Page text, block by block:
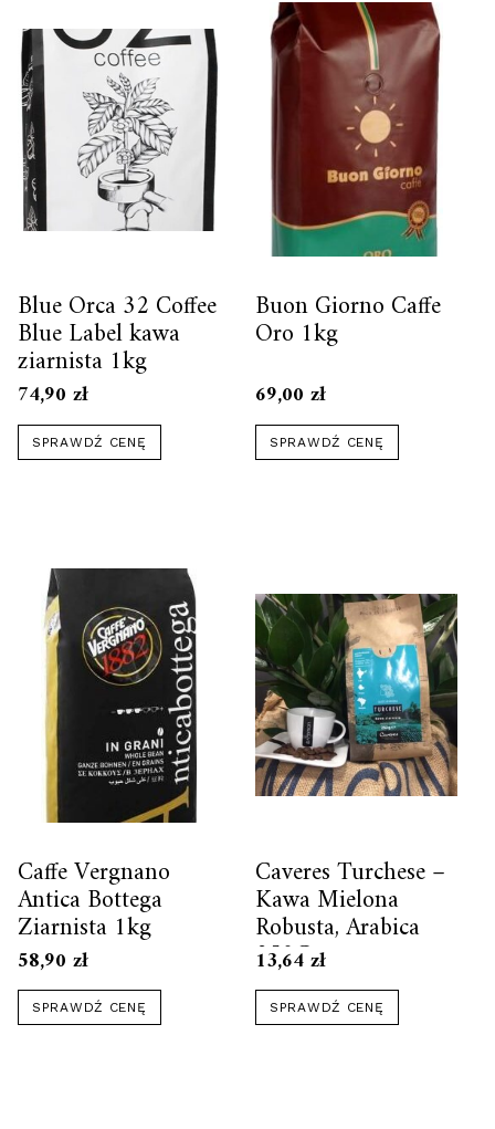
Blue Orca 32 Coffee
Blue Label kawa
ziarnista 1kg
74,90 zł
SPRAWDŹ CENĘ
Buon Giorno Caffe
Oro 1kg
69,00zł
SPRAWDŹ CENĘ
Caffe Vergnano
Antica Bottega
Ziarnista 1kg
58,90 zł
SPRAWDŹ CENĘ
Caveres Turchese –
Kawa Mielona
Robusta, Arabica
250G
13,64zł
SPRAWDŹ CENĘ